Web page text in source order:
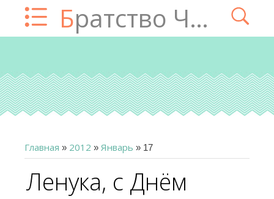
Братство Чатца
Главная » 2012 » Январь » 17
Ленука, с Днём